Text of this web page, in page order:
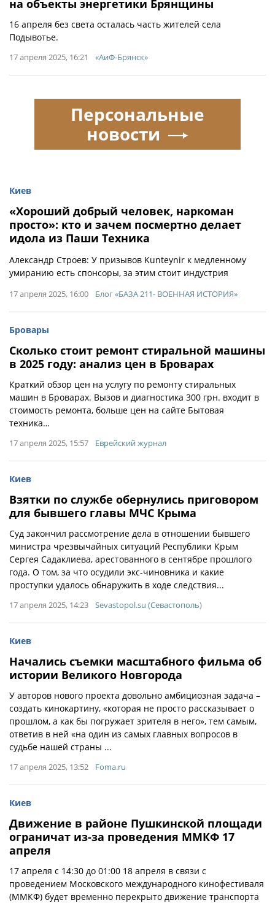
на объекты энергетики Брянщины
16 апреля без света осталась часть жителей села
Подывотье.
17 апреля 2025, 16:21 «АиФ-Брянск»
Киев
«Хороший добрый человек, наркоман
просто»: кто и зачем посмертно делает
идола из Паши Техника
Александр Строев: У призывов Kunteynir к медленному
умиранию есть спонсоры, за этим стоит индустрия
17 апреля 2025, 16:00 Блог «БАЗА 211- ВОЕННАЯ ИСТОРИЯ»
Бровары
Сколько стоит ремонт стиральной машины
в 2025 году: анализ цен в Броварах
Краткий обзор цен на услугу по ремонту стиральных
машин в Броварах. Вызов и диагностика 300 грн. входит в
стоимость ремонта, больше цен на сайте Бытовая
техника…
17 апреля 2025, 15:57 Еврейский журнал
Киев
Взятки по службе обернулись приговором
для бывшего главы МЧС Крыма
Суд закончил рассмотрение дела в отношении бывшего
министра чрезвычайных ситуаций Республики Крым
Сергея Садаклиева, арестованного в сентябре прошлого
года. О том, за что осудили экс-чиновника и какие
проступки удалось обнаружить в ходе следствия...
17 апреля 2025, 14:23 Sevastopol.su (Севастополь)
Киев
Начались съемки масштабного фильма об
истории Великого Новгорода
У авторов нового проекта довольно амбициозная задача –
создать кинокартину, «которая не просто рассказывает о
прошлом, а как бы погружает зрителя в него», тем самым,
ответив в ней «на один из самых главных вопросов в
судьбе нашей страны ...
17 апреля 2025, 13:52 Foma.ru
Киев
Движение в районе Пушкинской площади
ограничат из-за проведения ММКФ 17
апреля
17 апреля с 14:30 до 01:00 18 апреля в связи с
проведением Московского международного кинофестиваля
(ММКФ) будет временно перекрыто движение транспорта
Персональные
новости